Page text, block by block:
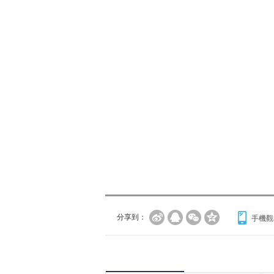
分享到： 手機